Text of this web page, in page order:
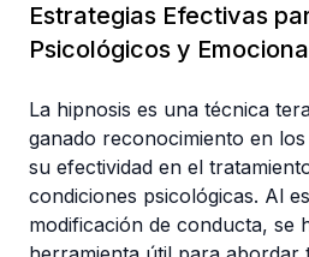
Estrategias Efectivas
Psicológicos y
La hipnosis es una técnica
ganado reconocimiento en
su efectividad en el
condiciones psicológicas. Al
modificación de conducta, se